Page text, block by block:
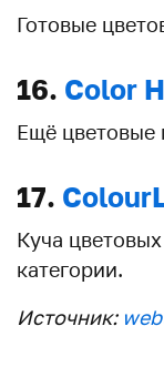
Готовые
16. Color
Ещё цветовые
17.
Куча
категории.
Источник: